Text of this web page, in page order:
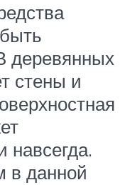
деревянных
стены и
навсегда.
в данной